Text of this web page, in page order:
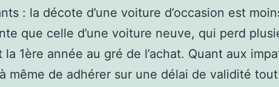
: la décote d’une voiture d’occasion est
que celle d’une voiture neuve, qui perd
la 1ère année au gré de l’achat. Quant aux
même de adhérer sur une délai de validité